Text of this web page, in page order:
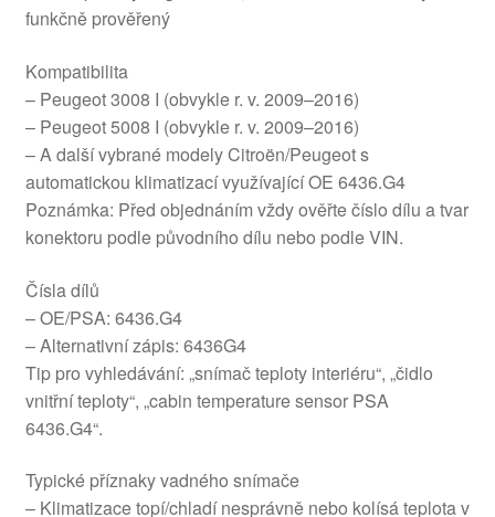
funkčně prověřený
Kompatibilita
– Peugeot 3008 I (obvykle r. v. 2009–2016)
– Peugeot 5008 I (obvykle r. v. 2009–2016)
– A další vybrané modely Citroën/Peugeot s
automatickou klimatizací využívající OE 6436.G4
Poznámka: Před objednáním vždy ověřte číslo dílu a tvar
konektoru podle původního dílu nebo podle VIN.
Čísla dílů
– OE/PSA: 6436.G4
– Alternativní zápis: 6436G4
Tip pro vyhledávání: „snímač teploty interiéru“, „čidlo
vnitřní teploty“, „cabin temperature sensor PSA
6436.G4“.
Typické příznaky vadného snímače
– Klimatizace topí/chladí nesprávně nebo kolísá teplota v